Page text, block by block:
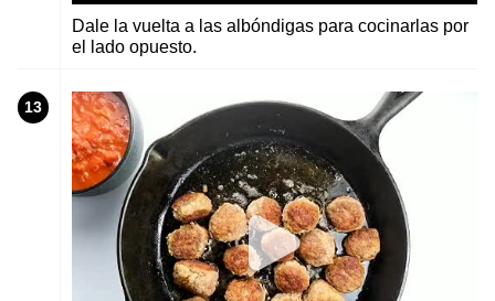
Dale la vuelta a las albóndigas para cocinarlas por
el lado opuesto.
13